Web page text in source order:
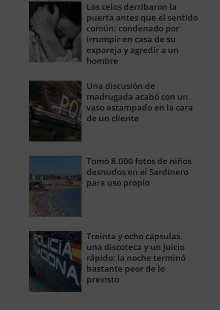
Los celos derribaron la
puerta antes que el sentido
común: condenado por
irrumpir en casa de su
expareja y agredir a un
hombre
Una discusión de
madrugada acabó con un
vaso estampado en la cara
de un cliente
Tomó 8.000 fotos de niños
desnudos en el Sardinero
para uso propio
Treinta y ocho cápsulas,
una discoteca y un juicio
rápido: la noche terminó
bastante peor de lo
previsto